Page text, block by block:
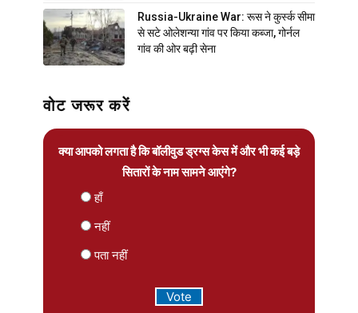
Russia-Ukraine War: रूस ने कुर्स्क सीमा
से सटे ओलेशन्या गांव पर किया कब्जा, गोर्नल
गांव की ओर बढ़ी सेना
वोट जरूर करें
क्या आपको लगता है कि बॉलीवुड ड्रग्स केस में और भी कई बड़े
सितारों के नाम सामने आएंगे?
हाँ
नहीं
पता नहीं